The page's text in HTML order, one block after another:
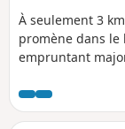
À seulement 3
promène dans le
empruntant